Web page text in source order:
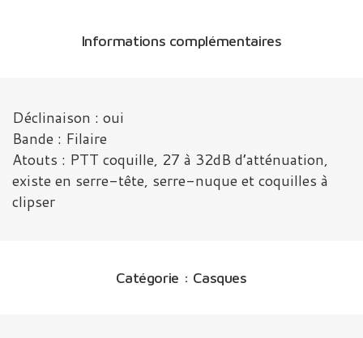
Informations complémentaires
Déclinaison : oui
Bande : Filaire
Atouts : PTT coquille, 27 à 32dB d’atténuation,
existe en serre-tête, serre-nuque et coquilles à
clipser
Catégorie : Casques